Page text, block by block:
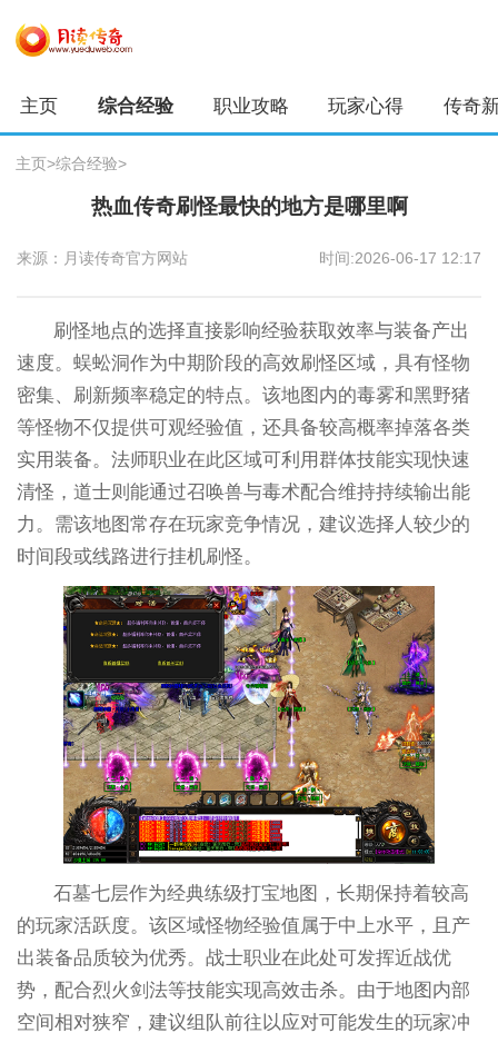
主页 综合经验 职业攻略 玩家心得 传奇
主页>综合经验>
热血传奇刷怪最快的地方是哪里啊
来源：月读传奇官方网站 时间:2026-06-17 12:17
刷怪地点的选择直接影响经验获取效率与装备产出
速度。蜈蚣洞作为中期阶段的高效刷怪区域，具有怪物
密集、刷新频率稳定的特点。该地图内的毒雾和黑野猪
等怪物不仅提供可观经验值，还具备较高概率掉落各类
实用装备。法师职业在此区域可利用群体技能实现快速
清怪，道士则能通过召唤兽与毒术配合维持持续输出能
力。需该地图常存在玩家竞争情况，建议选择人较少的
时间段或线路进行挂机刷怪。
石墓七层作为经典练级打宝地图，长期保持着较高
的玩家活跃度。该区域怪物经验值属于中上水平，且产
出装备品质较为优秀。战士职业在此处可发挥近战优
势，配合烈火剑法等技能实现高效击杀。由于地图内部
空间相对狭窄，建议组队前往以应对可能发生的玩家冲